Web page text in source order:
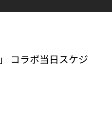
コラボ当日スケジ